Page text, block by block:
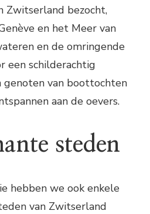
Zwitserland bezocht,
en het Meer van
en de omringende
een schilderachtig
genoten van boottochten
aan de oevers.
steden
hebben we ook enkele
van Zwitserland